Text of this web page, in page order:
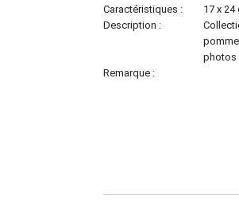
Caractéristiques :
17 x
Description :
photos
Remarque :